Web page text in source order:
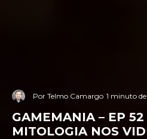
Por Telmo Camargo 1 minuto
GAMEMANIA – EP 52
MITOLOGIA NOS